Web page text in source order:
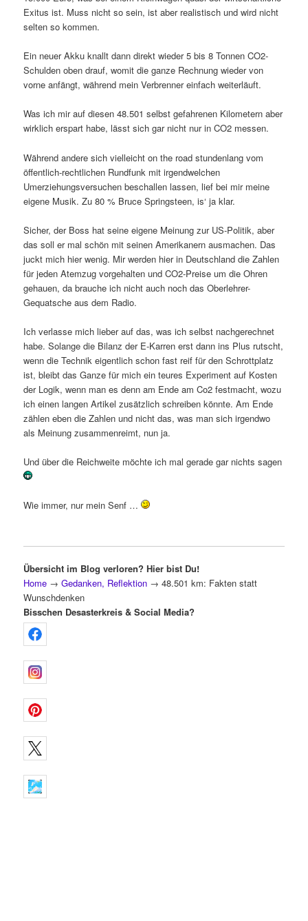
Exitus ist. Muss nicht so sein, ist aber realistisch und wird nicht
selten so kommen.
Ein neuer Akku knallt dann direkt wieder 5 bis 8 Tonnen CO2-
Schulden oben drauf, womit die ganze Rechnung wieder von
vorne anfängt, während mein Verbrenner einfach weiterläuft.
Was ich mir auf diesen 48.501 selbst gefahrenen Kilometern aber
wirklich erspart habe, lässt sich gar nicht nur in CO2 messen.
Während andere sich vielleicht on the road stundenlang vom
öffentlich-rechtlichen Rundfunk mit irgendwelchen
Umerziehungsversuchen beschallen lassen, lief bei mir meine
eigene Musik. Zu 80 % Bruce Springsteen, is‘ ja klar.
Sicher, der Boss hat seine eigene Meinung zur US-Politik, aber
das soll er mal schön mit seinen Amerikanern ausmachen. Das
juckt mich hier wenig. Mir werden hier in Deutschland die Zahlen
für jeden Atemzug vorgehalten und CO2-Preise um die Ohren
gehauen, da brauche ich nicht auch noch das Oberlehrer-
Gequatsche aus dem Radio.
Ich verlasse mich lieber auf das, was ich selbst nachgerechnet
habe. Solange die Bilanz der E-Karren erst dann ins Plus rutscht,
wenn die Technik eigentlich schon fast reif für den Schrottplatz
ist, bleibt das Ganze für mich ein teures Experiment auf Kosten
der Logik, wenn man es denn am Ende am Co2 festmacht, wozu
ich einen langen Artikel zusätzlich schreiben könnte. Am Ende
zählen eben die Zahlen und nicht das, was man sich irgendwo
als Meinung zusammenreimt, nun ja.
Und über die Reichweite möchte ich mal gerade gar nichts sagen
Wie immer, nur mein Senf …
Übersicht im Blog verloren? Hier bist Du!
Home → Gedanken, Reflektion → 48.501 km: Fakten statt
Wunschdenken
Bisschen Desasterkreis & Social Media?